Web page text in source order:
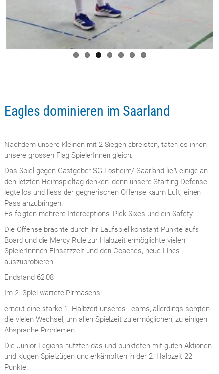
Eagles dominieren im Saarland
Nachdem unsere Kleinen mit 2 Siegen abreisten, taten es ihnen
unsere grossen Flag SpielerInnen gleich.
Das Spiel gegen Gastgeber SG Losheim/ Saarland ließ einige an
den letzten Heimspieltag denken, denn unsere Starting Defense
legte los und liess der gegnerischen Offense kaum Luft, einen
Pass anzubringen.
Es folgten mehrere Interceptions, Pick Sixes und ein Safety.
Die Offense brachte durch ihr Laufspiel konstant Punkte aufs
Board und die Mercy Rule zur Halbzeit ermöglichte vielen
SpielerInnnen Einsatzzeit und den Coaches, neue Lines
auszuprobieren.
Endstand 62:08
Im 2. Spiel wartete Pirmasens:
erneut eine starke 1. Halbzeit unseres Teams, allerdings sorgten
die vielen Wechsel, um allen Spielzeit zu ermöglichen, zu einigen
Absprache Problemen.
Die Junior Legions nutzten das und punkteten mit guten Aktionen
und klugen Spielzügen und erkämpften in der 2. Halbzeit 22
Punkte.